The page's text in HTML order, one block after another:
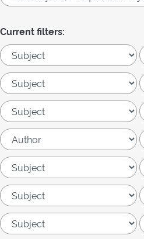
Current filters: